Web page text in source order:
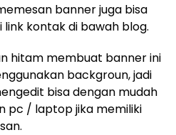
banner juga bisa
kontak di bawah blog.
hitam membuat banner ini
backgroun, jadi
bisa dengan mudah
pc / laptop jika memiliki